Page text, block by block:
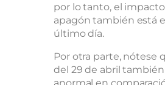
por lo tanto, el
apagón también está
último día.
Por otra parte, nótese
del 29 de abril